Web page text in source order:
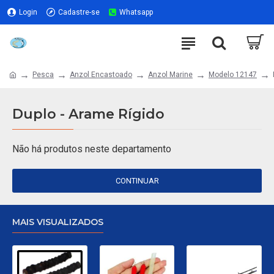
Login Cadastre-se Whatsapp
Pesca Anzol Encastoado Anzol Marine Modelo 12147
Duplo - Arame Rígido
Não há produtos neste departamento
CONTINUAR
MAIS VISUALIZADOS